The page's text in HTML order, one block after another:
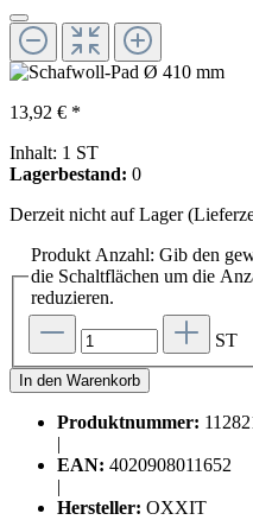
13,92 € *
Inhalt: 1 ST
Lagerbestand: 0
Derzeit nicht auf Lager
Produkt Anzahl: Gib den
die Schaltflächen um die
reduzieren.
ST
In den Warenkorb
Produktnummer:
|
EAN: 4020908011652
|
Hersteller: OXXIT